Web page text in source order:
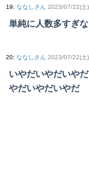
19: ななしさん 2023/07/22(土
単純に人数多すぎ
20: ななしさん 2023/07/22(土
いやだいやだいや
やだいやだいやだ